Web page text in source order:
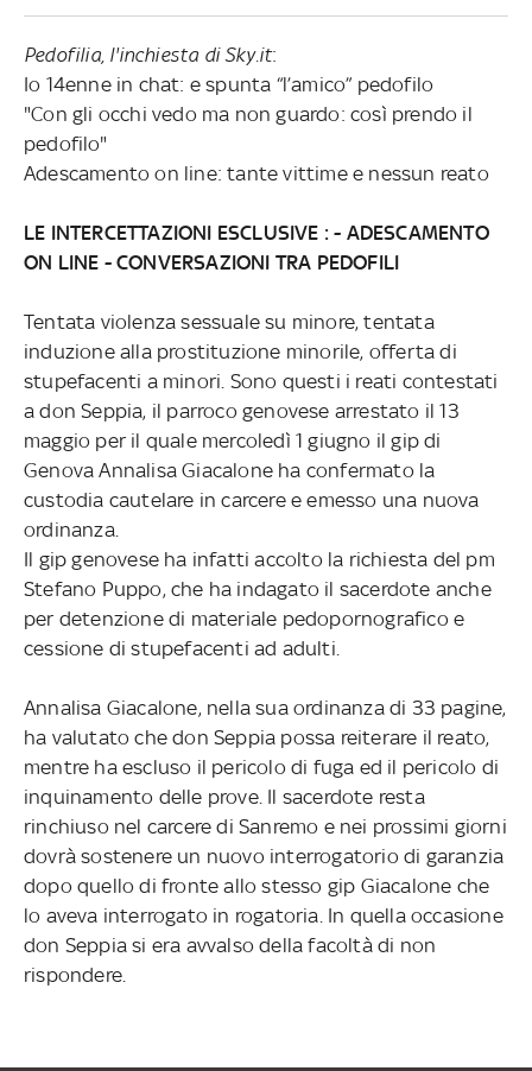
Pedofilia, l'inchiesta di Sky.it:
Io 14enne in chat: e spunta “l’amico” pedofilo
"Con gli occhi vedo ma non guardo: così prendo il
pedofilo"
Adescamento on line: tante vittime e nessun reato
LE INTERCETTAZIONI ESCLUSIVE : - ADESCAMENTO
ON LINE - CONVERSAZIONI TRA PEDOFILI
Tentata violenza sessuale su minore, tentata
induzione alla prostituzione minorile, offerta di
stupefacenti a minori. Sono questi i reati contestati
a don Seppia, il parroco genovese arrestato il 13
maggio per il quale mercoledì 1 giugno il gip di
Genova Annalisa Giacalone ha confermato la
custodia cautelare in carcere e emesso una nuova
ordinanza.
Il gip genovese ha infatti accolto la richiesta del pm
Stefano Puppo, che ha indagato il sacerdote anche
per detenzione di materiale pedopornografico e
cessione di stupefacenti ad adulti.
Annalisa Giacalone, nella sua ordinanza di 33 pagine,
ha valutato che don Seppia possa reiterare il reato,
mentre ha escluso il pericolo di fuga ed il pericolo di
inquinamento delle prove. Il sacerdote resta
rinchiuso nel carcere di Sanremo e nei prossimi giorni
dovrà sostenere un nuovo interrogatorio di garanzia
dopo quello di fronte allo stesso gip Giacalone che
lo aveva interrogato in rogatoria. In quella occasione
don Seppia si era avvalso della facoltà di non
rispondere.